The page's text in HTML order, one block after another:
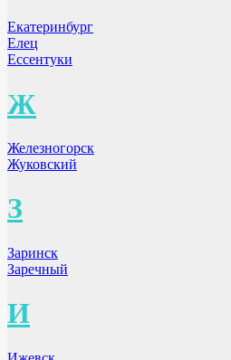
Екатеринбург
Елец
Ессентуки
Ж
Железногорск
Жуковский
З
Заринск
Заречный
И